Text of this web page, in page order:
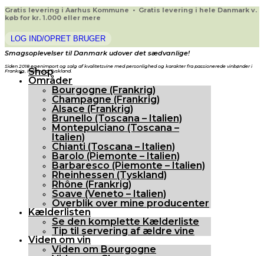
Gratis levering i Aarhus Kommune • Gratis levering i hele Danmark v.
køb for kr. 1.000 eller mere
LOG IND/OPRET BRUGER
Smagsoplevelser til Danmark udover det sædvanlige!
Siden 2018 egenimport og salg af kvalitetsvine med personlighed og karakter fra passionerede vinbønder i
Frankrig, Italien og Tyskland.
Shop
Områder
Bourgogne (Frankrig)
Champagne (Frankrig)
Alsace (Frankrig)
Brunello (Toscana – Italien)
Montepulciano (Toscana –
Italien)
Chianti (Toscana – Italien)
Barolo (Piemonte – Italien)
Barbaresco (Piemonte – Italien)
Rheinhessen (Tyskland)
Rhône (Frankrig)
Soave (Veneto – Italien)
Overblik over mine producenter
Kælderlisten
Se den komplette Kælderliste
Tip til servering af ældre vine
Viden om vin
Viden om Bourgogne